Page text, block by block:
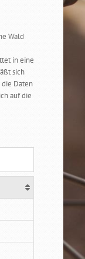
Wald
in eine
sich
die Daten
auf die